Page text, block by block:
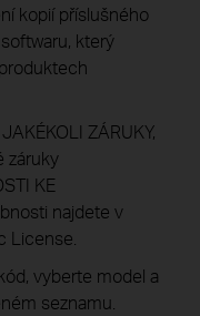
kopií příslušného
který
ZÁRUKY,
záruky
KE
najdete v
License.
vyberte model a
seznamu.